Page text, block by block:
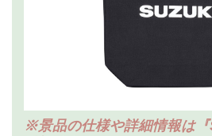
※景品の仕様や詳細情報は